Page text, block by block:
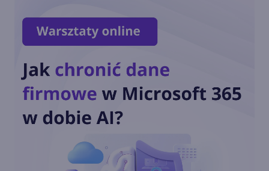
Setki Milionów Ataków
Dziennie. Microsoft Zwiększa
wysiłki na rzecz
cyberbezpieczeństwa:
Microsoft rozszerza
aktualizacji Microsoft
Defender. VPN w pakiecie!